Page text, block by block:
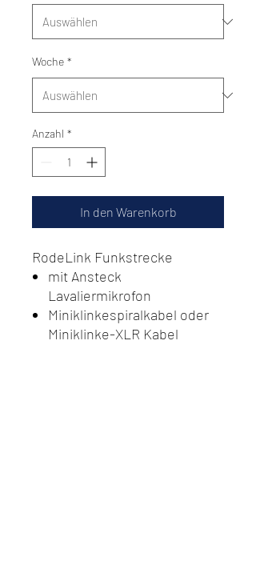
Woche *
Anzahl *
In den Warenkorb
RodeLink Funkstrecke
mit Ansteck
Lavaliermikrofon
Miniklinkespiralkabel oder
Miniklinke-XLR Kabel